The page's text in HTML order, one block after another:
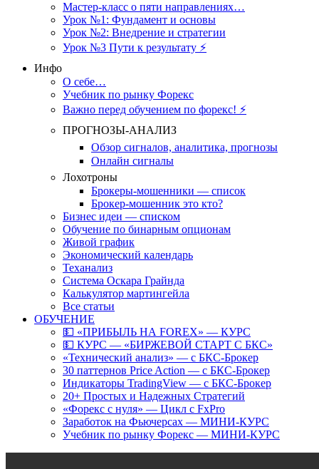
Мастер-класс о пяти направлениях…
Урок №1: Фундамент и основы
Урок №2: Внедрение и стратегии
Урок №3 Пути к результату ⚡️
Инфо
О себе…
Учебник по рынку Форекс
Важно перед обучением по форекс! ⚡
ПРОГНОЗЫ-АНАЛИЗ
Обзор сигналов, аналитика, прогнозы
Онлайн сигналы
Лохотроны
Брокеры-мошенники — список
Брокер-мошенник это кто?
Бизнес идеи — списком
Обучение по бинарным опционам
Живой график
Экономический календарь
Теханализ
Система Оскара Грайнда
Калькулятор мартингейла
Все статьи
ОБУЧЕНИЕ
💵 «ПРИБЫЛЬ НА FOREX» — КУРС
💵 КУРС — «БИРЖЕВОЙ СТАРТ С БКС»
«Технический анализ» — с БКС-Брокер
30 паттернов Price Action — с БКС-Брокер
Индикаторы TradingView — с БКС-Брокер
20+ Простых и Надежных Стратегий
«Форекс с нуля» — Цикл с FxPro
Заработок на Фьючерсах — МИНИ-КУРС
Учебник по рынку Форекс — МИНИ-КУРС